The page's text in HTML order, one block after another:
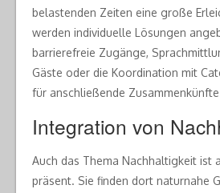
belastenden Zeiten eine große
werden individuelle Lösungen
barrierefreie Zugänge,
Gäste oder die Koordination mit
für anschließende
Integration von
Auch das Thema Nachhaltigkeit ist
präsent. Sie finden dort naturnahe